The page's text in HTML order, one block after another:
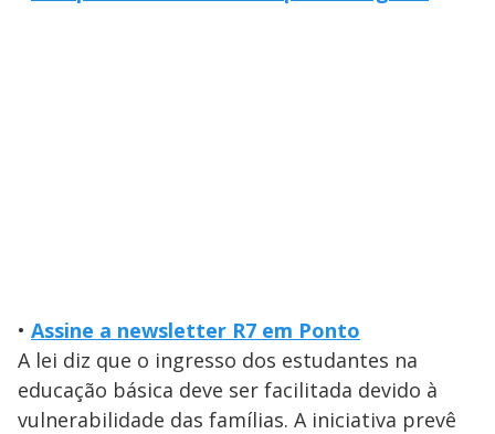
• Assine a newsletter R7 em Ponto
A lei diz que o ingresso dos estudantes na
educação básica deve ser facilitada devido à
vulnerabilidade das famílias. A iniciativa prevê